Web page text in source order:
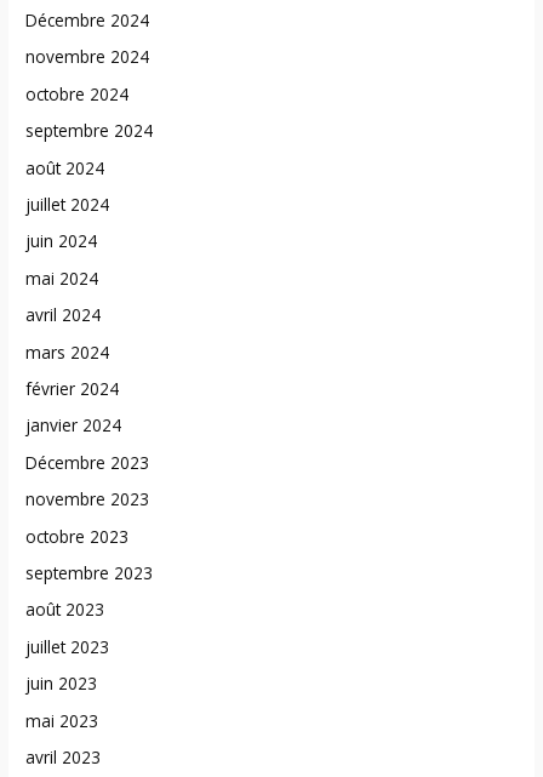
Décembre 2024
novembre 2024
octobre 2024
septembre 2024
août 2024
juillet 2024
juin 2024
mai 2024
avril 2024
mars 2024
février 2024
janvier 2024
Décembre 2023
novembre 2023
octobre 2023
septembre 2023
août 2023
juillet 2023
juin 2023
mai 2023
avril 2023